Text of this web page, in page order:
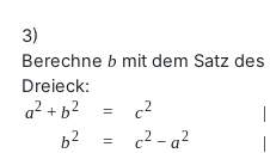
3)
Berechne b mit dem Satz
Dreieck:
a2 + b2 = c2 |
b2 = c2 − a2 |